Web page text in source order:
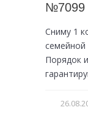
№7099
Сниму 1
Порядок